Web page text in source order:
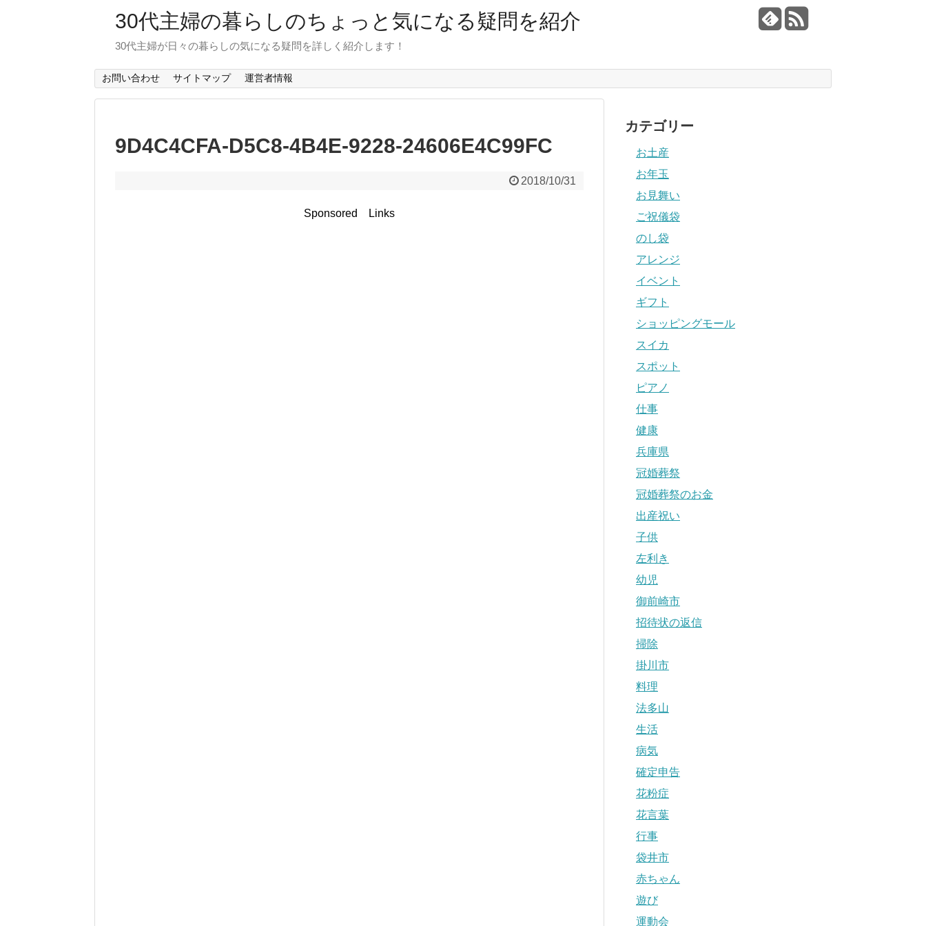
30代主婦の暮らしのちょっと気になる疑問を紹介
30代主婦が日々の暮らしの気になる疑問を詳しく紹介します！
お問い合わせ サイトマップ 運営者情報
9D4C4CFA-D5C8-4B4E-9228-24606E4C99FC
2018/10/31
Sponsored Links
カテゴリー
お土産
お年玉
お見舞い
ご祝儀袋
のし袋
アレンジ
イベント
ギフト
ショッピングモール
スイカ
スポット
ピアノ
仕事
健康
兵庫県
冠婚葬祭
冠婚葬祭のお金
出産祝い
子供
左利き
幼児
御前崎市
招待状の返信
掃除
掛川市
料理
法多山
生活
病気
確定申告
花粉症
花言葉
行事
袋井市
赤ちゃん
遊び
運動会